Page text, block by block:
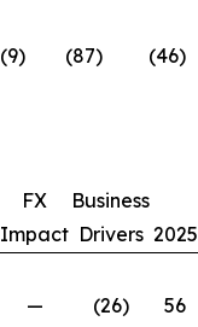
(9) (87) (46)
FX
Impact
Business
Drivers 2025
— (26) 56